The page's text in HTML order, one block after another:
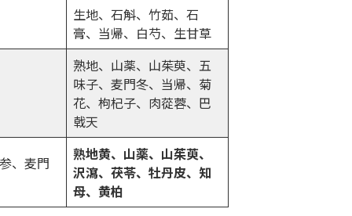
生地、石斛、竹茹、石
膏、当帰、白芍、生甘草
熟地、山薬、山茱萸、五
味子、麦門冬、当帰、菊
花、枸杞子、肉蓯蓉、巴
戟天
、麦門
熟地黄、山薬、 山茱萸、
沢瀉、茯苓、牡丹皮、知
母、黄柏